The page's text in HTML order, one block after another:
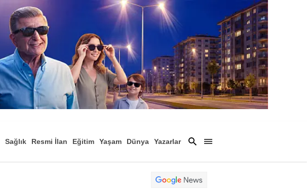
Sağlık Resmi İlan Eğitim Yaşam
Dünya
Yazarlar